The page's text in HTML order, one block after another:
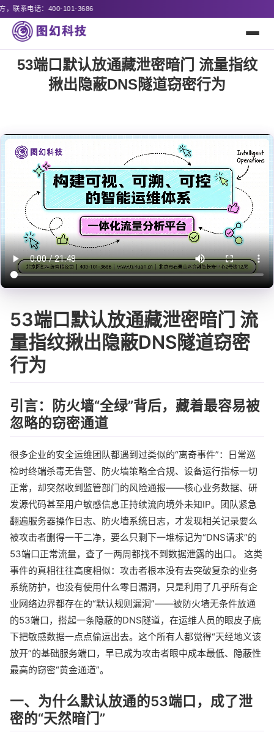
53端口默认放通藏泄密暗门 流量指纹
揪出隐蔽DNS隧道窃密行为
53端口默认放通藏泄密暗门 流
量指纹揪出隐蔽DNS隧道窃密
行为
引言：防火墙“全绿”背后，藏着最容易被
忽略的窃密通道
很多企业的安全运维团队都遇到过类似的“离奇事件”：日常巡
检时终端杀毒无告警、防火墙策略全合规、设备运行指标一切
正常，却突然收到监管部门的风险通报——核心业务数据、研
发源代码甚至用户敏感信息正持续流向境外未知IP。团队紧急
翻遍服务器操作日志、防火墙系统日志，才发现相关记录要么
被攻击者删得一干二净，要么只剩下一堆标记为“DNS请求”的
53端口正常流量，查了一两周都找不到数据泄露的出口。 这类
事件的真相往往高度相似：攻击者根本没有去突破复杂的业务
系统防护，也没有使用什么零日漏洞，只是利用了几乎所有企
业网络边界都存在的“默认规则漏洞”——被防火墙无条件放通
的53端口，搭起一条隐蔽的DNS隧道，在运维人员的眼皮子底
下把敏感数据一点点偷运出去。这个所有人都觉得“天经地义该
放开”的基础服务端口，早已成为攻击者眼中成本最低、隐蔽性
最高的窃密“黄金通道”。
一、为什么默认放通的53端口，成了泄
密的“天然暗门”